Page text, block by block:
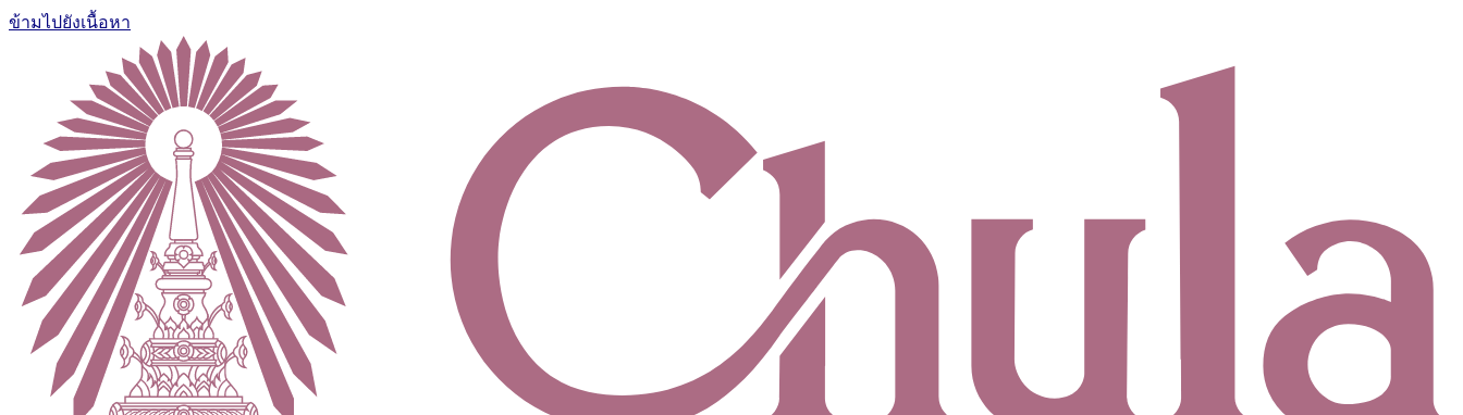
ข้ามไปยังเนื้อหา